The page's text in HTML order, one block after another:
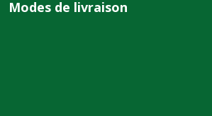
Modes de livraison